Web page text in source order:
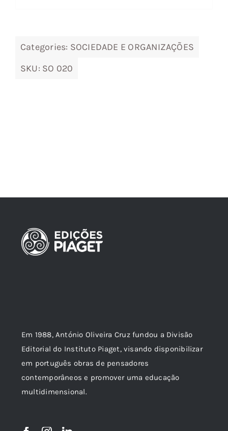
Categories: SOCIEDADE E ORGANIZAÇÕES
SKU: SO 020
Em 1988, António Oliveira Cruz fundou a Divisão
Editorial do Instituto Piaget, visando disponibilizar
em português obras de pensadores
contemporâneos e promover uma educação
multidimensional.